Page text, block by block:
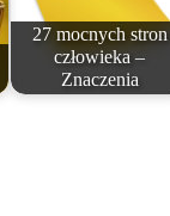
27 mocnych stron
człowieka –
Znaczenia